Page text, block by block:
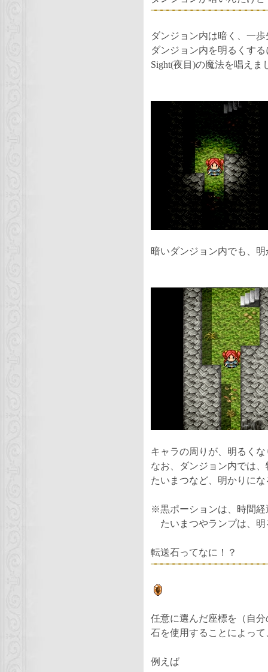
ダンジョン内は暗く、一
ダンジョン内を明るくす
Sight(夜目)の魔法を唱えま
暗いダンジョン内でも、
キャラの周りが、明るく
なお、ダンジョン内では
たいまつなど、明かりに
※黒ポーションは、時間経
たいまつやランプは、明
転送石ってなに！？
任意に選んだ座標を（自
石を使用することによっ
例えば